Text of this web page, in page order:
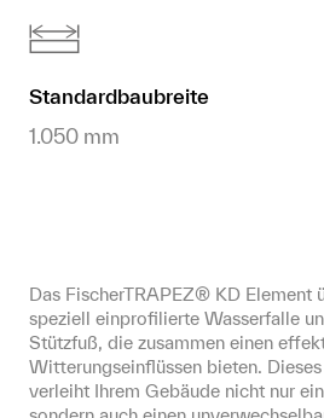
Standardbaubreite
1.050 mm
Das FischerTRAPEZ® KD Element
speziell einprofilierte Wasserfalle
Stützfuß, die zusammen einen
Witterungseinflüssen bieten.
verleiht Ihrem Gebäude nicht nur